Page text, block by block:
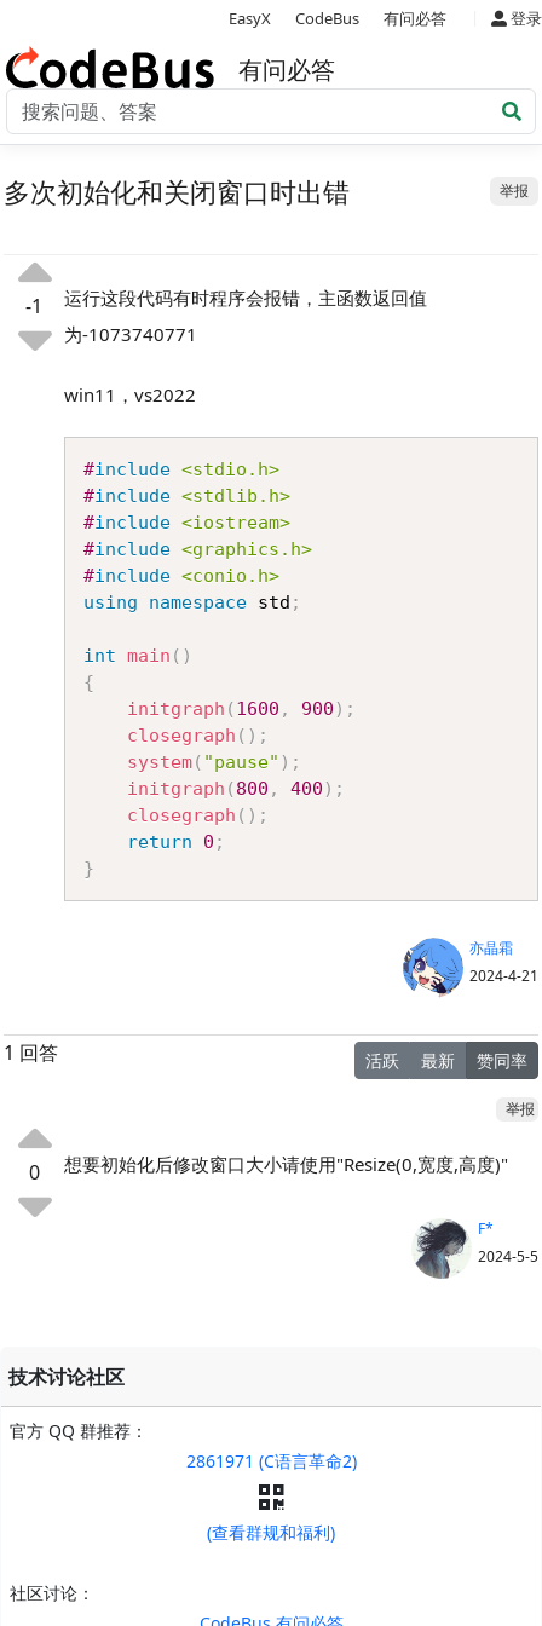
EasyX CodeBus 有问必答 登录
有问必答
举报
多次初始化和关闭窗口时出错
-1
运行这段代码有时程序会报错，主函数返回值
为-1073740771
win11，vs2022
#include <stdio.h>
#include <stdlib.h>
#include <iostream>
#include <graphics.h>
#include <conio.h>
using
namespace std ;
int main ( )
{
initgraph ( 1600 , 900 ) ;
closegraph ( ) ;
system( "pause" ) ;
initgraph ( 800 , 400 ) ;
closegraph ( ) ;
return
0 ;
}
亦晶霜
2024-4-21
1 回答 活跃 最新 赞同率
举报
0 想要初始化后修改窗口大小请使用"Resize(0,宽度,高度)"
F*
2024-5-5
技术讨论社区
官方 QQ 群推荐：
2861971 (C语言革命2)
(查看群规和福利)
社区讨论：